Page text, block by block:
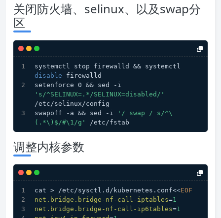
关闭防火墙、selinux、以及swap分
区
disable firewalld
's/^SELINUX=.*/SELINUX=disabled/'
/etc/selinux/config
swapoff -a && sed -i
'/ swap / s/^\
(.*\)$/#\1/g'
/etc/fstab
调整内核参数
cat > /etc/sysctl.d/kubernetes.conf<<EOF
net.bridge.bridge-nf-call-iptables=1
net.bridge.bridge-nf-call-ip6tables=1